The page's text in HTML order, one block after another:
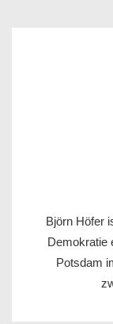
Björn Höfer
Demokratie
Potsdam